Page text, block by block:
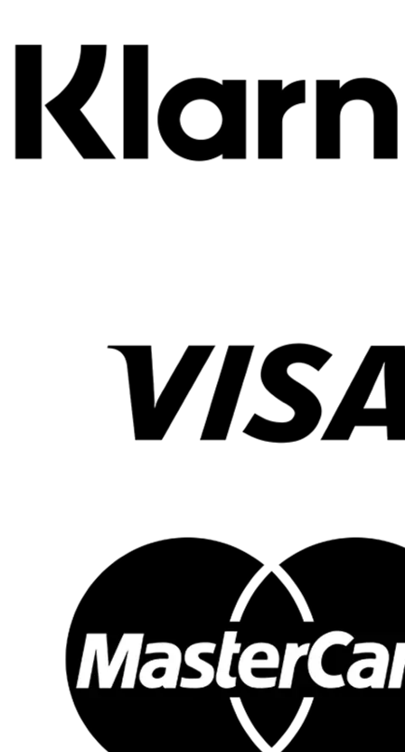
Kommunikation:
samarbetsförmåga genom lek
Självständighet:
Ger barn trygghet att utforska på
egen hand, men ändå hålla kontakten
Kreativitet:
Perfekt för rollekar, hemliga uppdrag
och fantasifulla äventyr
Utforskning:Uppmuntrar till att upptäcka nya